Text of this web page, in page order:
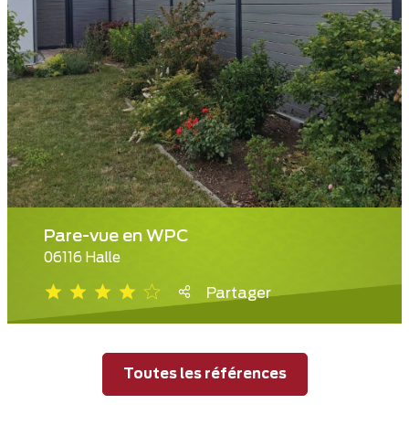
Pare-vue en WPC
06116 Halle
Partager
Toutes les références